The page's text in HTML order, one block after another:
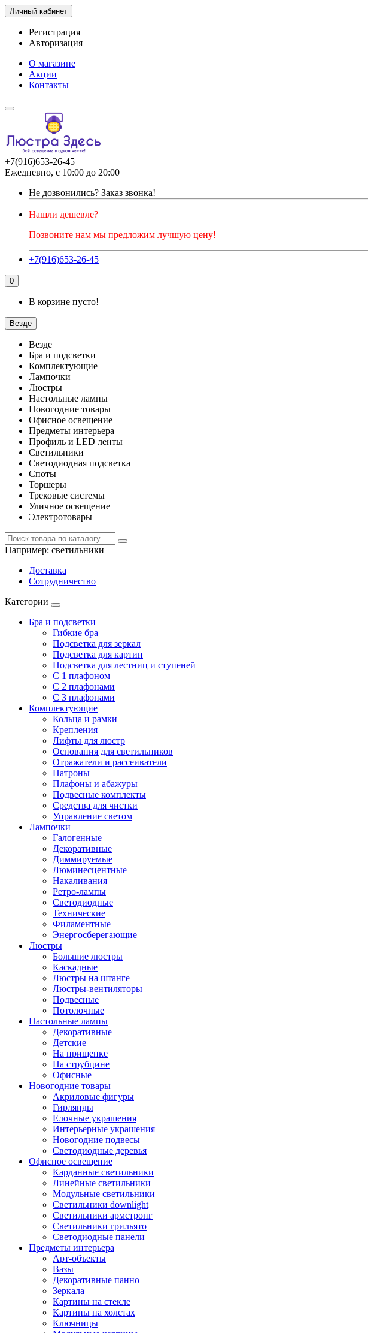
Личный кабинет
Регистрация
Авторизация
О магазине
Акции
Контакты
+7(916)653-26-45
Ежедневно, с 10:00 до 20:00
Не дозвонились? Заказ звонка!
Нашли дешевле?
Позвоните нам мы предложим лучшую цену!
+7(916)653-26-45
0
В корзине пусто!
Везде
Везде
Бра и подсветки
Комплектующие
Лампочки
Люстры
Настольные лампы
Новогодние товары
Офисное освещение
Предметы интерьера
Профиль и LED ленты
Светильники
Светодиодная подсветка
Споты
Торшеры
Трековые системы
Уличное освещение
Электротовары
Например: светильники
Доставка
Сотрудничество
Категории
Бра и подсветки
Гибкие бра
Подсветка для зеркал
Подсветка для картин
Подсветка для лестниц и ступеней
С 1 плафоном
С 2 плафонами
С 3 плафонами
Комплектующие
Кольца и рамки
Крепления
Лифты для люстр
Основания для светильников
Отражатели и рассеиватели
Патроны
Плафоны и абажуры
Подвесные комплекты
Средства для чистки
Управление светом
Лампочки
Галогенные
Декоративные
Диммируемые
Люминесцентные
Накаливания
Ретро-лампы
Светодиодные
Технические
Филаментные
Энергосберегающие
Люстры
Большие люстры
Каскадные
Люстры на штанге
Люстры-вентиляторы
Подвесные
Потолочные
Настольные лампы
Декоративные
Детские
На прищепке
На струбцине
Офисные
Новогодние товары
Акриловые фигуры
Гирлянды
Елочные украшения
Интерьерные украшения
Новогодние подвесы
Светодиодные деревья
Офисное освещение
Карданные светильники
Линейные светильники
Модульные светильники
Светильники downlight
Светильники армстронг
Светильники грильято
Светодиодные панели
Предметы интерьера
Арт-объекты
Вазы
Декоративные панно
Зеркала
Картины на стекле
Картины на холстах
Ключницы